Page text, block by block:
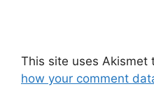
This site uses Akismet
how your comment